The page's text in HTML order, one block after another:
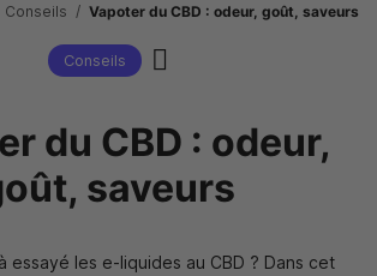
Conseils Vapoter du CBD : odeur, goût, saveurs
Conseils
du CBD : odeur,
saveurs
essayé les e-liquides au CBD ? Dans cet